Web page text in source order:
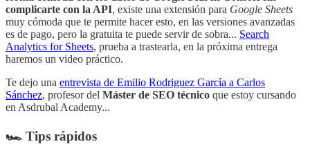
complicarte con la API, existe una extensión para Google Sheets
muy cómoda que te permite hacer esto, en las versiones avanzadas
es de pago, pero la gratuita te puede servir de sobra... Search
Analytics for Sheets, prueba a trastearla, en la próxima entrega
haremos un video práctico.
Te dejo una entrevista de Emilio Rodriguez García a Carlos
Sánchez, profesor del Máster de SEO técnico que estoy cursando
en Asdrubal Academy...
🏎️ Tips rápidos